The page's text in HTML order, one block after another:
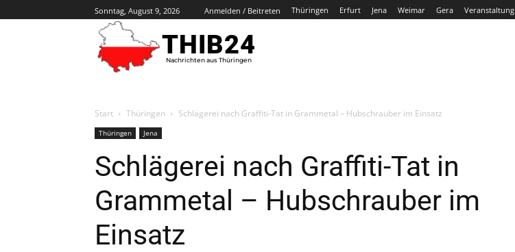
Sonntag, August 9, 2026 Anmelden / Beitreten Thüringen Erfurt Jena Weimar Gera Veranstaltung
THIB24
Nachrichten aus Thüringen
Start Thüringen Schlägerei nach Graffiti-Tat in Grammetal – Hubschrauber im Einsatz
Thüringen Jena
Schlägerei nach Graffiti-Tat in
Grammetal – Hubschrauber im
Einsatz